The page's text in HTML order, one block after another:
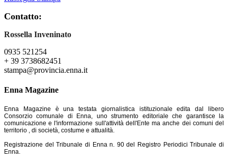
Contatto:
Rossella Inveninato
0935 521254
+ 39 3738682451
stampa@provincia.enna.it
Enna Magazine
Enna Magazine è una testata giornalistica istituzionale edita dal libero
Consorzio comunale di Enna, uno strumento editoriale che garantisce la
comunicazione e l'informazione sull'attività dell'Ente ma anche dei comuni del
territorio , di società, costume e attualità.
Registrazione del Tribunale di Enna n. 90 del Registro Periodici Tribunale di
Enna.